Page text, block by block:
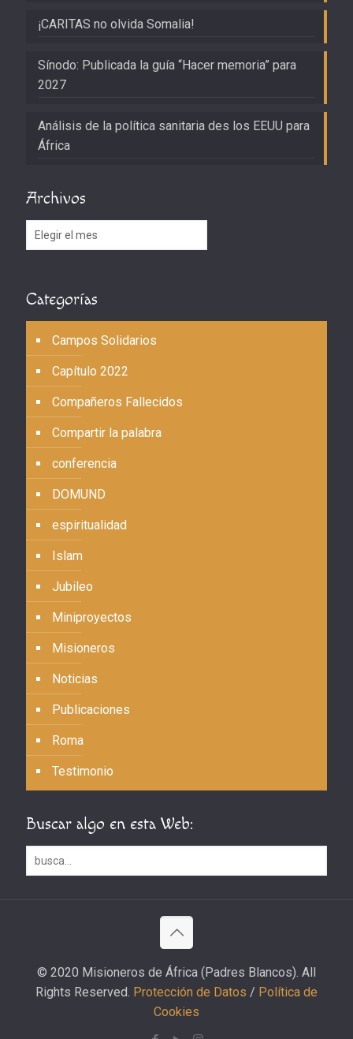
¡CARITAS no olvida Somalia!
Sínodo: Publicada la guía “Hacer memoria” para
2027
Análisis de la política sanitaria des los EEUU para
África
Archivos
Archivos
Categorías
Campos Solidarios
Capítulo 2022
Compañeros Fallecidos
Compartir la palabra
conferencia
DOMUND
espiritualidad
Islam
Jubileo
Miniproyectos
Misioneros
Noticias
Publicaciones
Roma
Testimonio
Buscar algo en esta Web:
© 2020 Misioneros de África (Padres Blancos). All
Rights Reserved. Protección de Datos / Política de
Cookies